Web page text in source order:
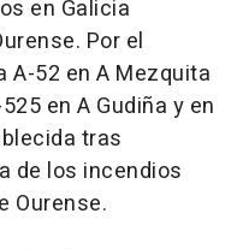
en Galicia
Por el
A-52 en A Mezquita
en A Gudiña y en
tras
de los incendios
Ourense.